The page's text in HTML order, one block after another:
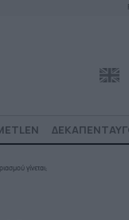
γίνεται;